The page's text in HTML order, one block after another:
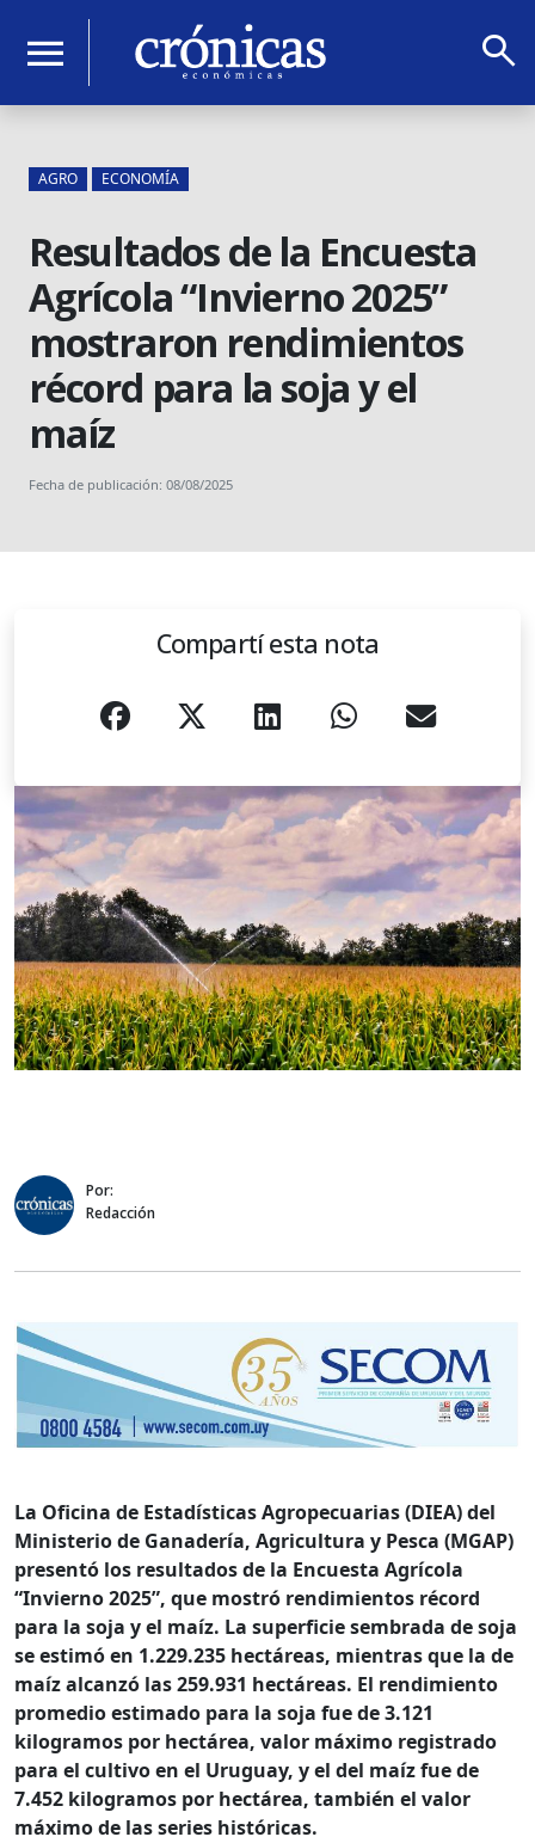
menu search
AGRO ECONOMÍA
Resultados de la Encuesta
Agrícola “Invierno 2025”
mostraron rendimientos
récord para la soja y el
maíz
Fecha de publicación: 08/08/2025
Compartí esta nota
Por:
Redacción
La Oficina de Estadísticas Agropecuarias (DIEA) del
Ministerio de Ganadería, Agricultura y Pesca (MGAP)
presentó los resultados de la Encuesta Agrícola
“Invierno 2025”, que mostró rendimientos récord
para la soja y el maíz. La superficie sembrada de soja
se estimó en 1.229.235 hectáreas, mientras que la de
maíz alcanzó las 259.931 hectáreas. El rendimiento
promedio estimado para la soja fue de 3.121
kilogramos por hectárea, valor máximo registrado
para el cultivo en el Uruguay, y el del maíz fue de
7.452 kilogramos por hectárea, también el valor
máximo de las series históricas.